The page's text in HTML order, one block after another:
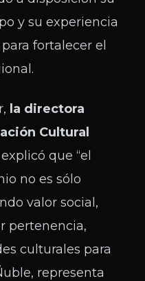
y su experiencia
fortalecer el
la directora
Cultural
que “el
no es sólo
valor social,
pertenencia,
culturales para
representa